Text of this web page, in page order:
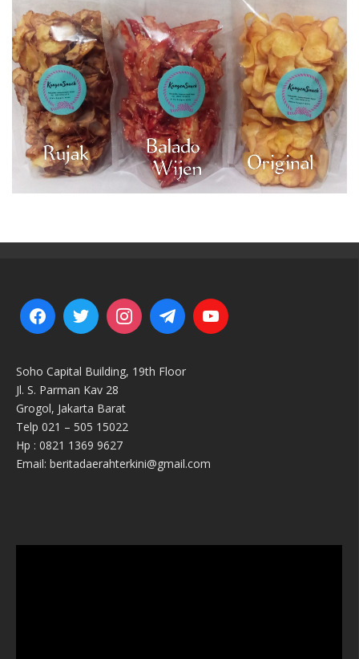
Soho Capital Building, 19th Floor
Jl. S. Parman Kav 28
Grogol, Jakarta Barat
Telp 021 – 505 15022
Hp : 0821 1369 9627
Email: beritadaerahterkini@gmail.com